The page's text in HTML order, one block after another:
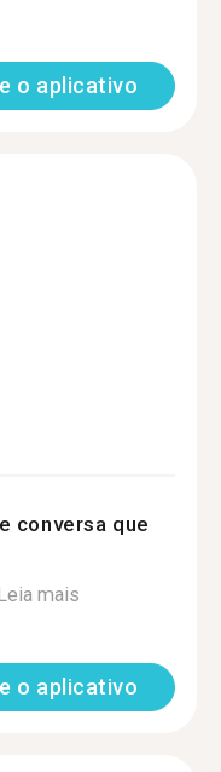
o aplicativo
conversa que
mais
o aplicativo